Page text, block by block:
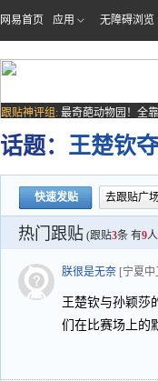
网易首页 应用 无障碍浏览
跟贴神评组: 最奇葩动物园！全
场子
话题： 王楚钦
快速发贴 去跟贴广
热门跟贴 (跟贴3条 有9
朕很是无奈 [宁夏中
王楚钦与孙颖莎
们在比赛场上的